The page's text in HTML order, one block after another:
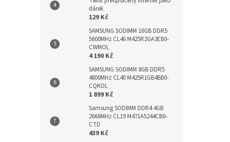
dárek
129 Kč
SAMSUNG SODIMM 16GB DDR5
5600MHz CL46 M425R2GA3EB0-
CWMOL
4 190 Kč
SAMSUNG SODIMM 8GB DDR5
4800MHz CL40 M425R1GB4BB0-
CQKOL
1 899 Kč
Samsung SODIMM DDR4 4GB
2666MHz CL19 M471A5244CB0-
CTD
439 Kč